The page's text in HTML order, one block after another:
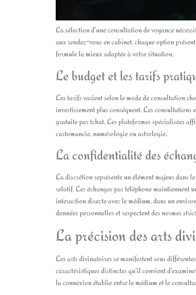
La sélection d'une consultation de voyance
aux rendez-vous en cabinet, chaque option
formule la mieux adaptée à votre situation.
Le budget et les tarifs
Les tarifs varient selon le mode de consultation
investissement plus conséquent. Les
gratuite par tchat. Les plateformes spécialisées
cartomancie, numérologie ou astrologie.
La confidentialité des
La discrétion représente un élément majeur
relatif. Les échanges par téléphone maintiennent
interaction directe avec le médium, dans un
données personnelles et respectent des normes
La précision des arts
Les arts divinatoires se manifestent sous
caractéristiques distinctes qu'il convient
la connexion établie entre le médium et le